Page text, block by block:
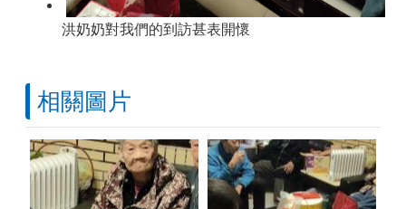
洪奶奶對我們的到訪甚表開懷
相關圖片